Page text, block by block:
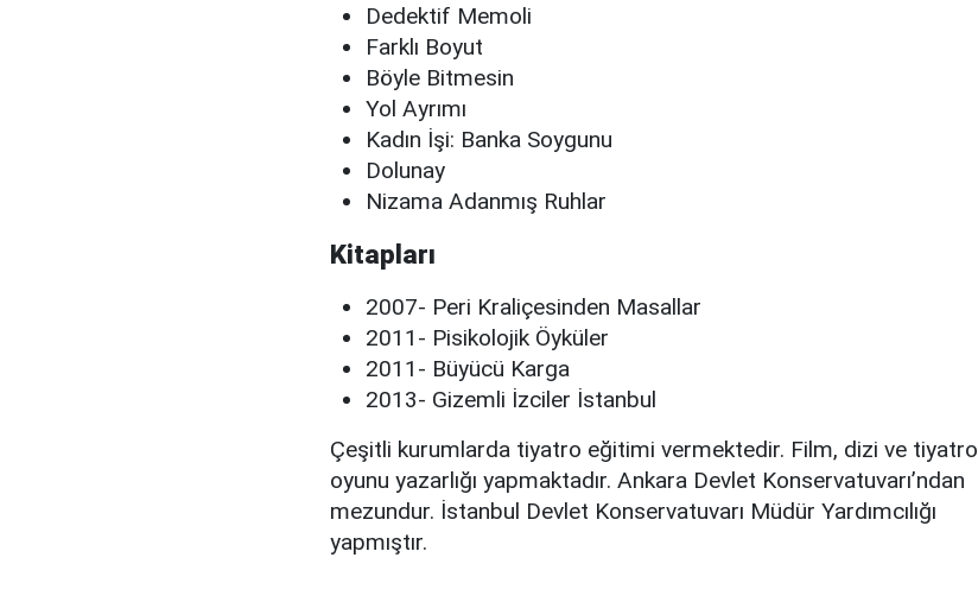
Dedektif Memoli
Farklı Boyut
Böyle Bitmesin
Yol Ayrımı
Kadın İşi: Banka Soygunu
Dolunay
Nizama Adanmış Ruhlar
Kitapları
2007- Peri Kraliçesinden Masallar
2011- Pisikolojik Öyküler
2011- Büyücü Karga
2013- Gizemli İzciler İstanbul
Çeşitli kurumlarda tiyatro eğitimi vermektedir. Film, dizi ve tiyatro
oyunu yazarlığı yapmaktadır. Ankara Devlet Konservatuvarı’ndan
mezundur. İstanbul Devlet Konservatuvarı Müdür Yardımcılığı
yapmıştır.